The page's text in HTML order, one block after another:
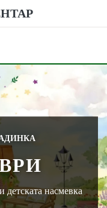
насмевка